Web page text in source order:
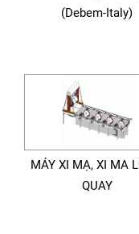
(Debem-Italy)
MÁY XI MẠ, XI MA
QUAY